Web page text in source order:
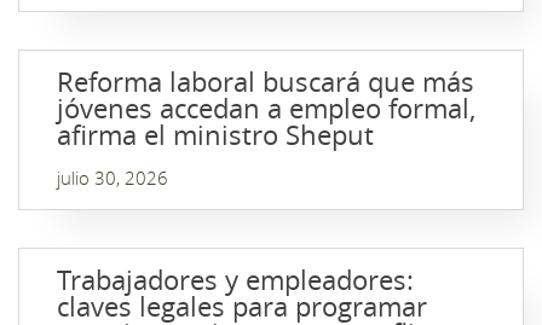
Reforma laboral buscará que más
jóvenes accedan a empleo formal,
afirma el ministro Sheput
julio 30, 2026
Trabajadores y empleadores:
claves legales para programar